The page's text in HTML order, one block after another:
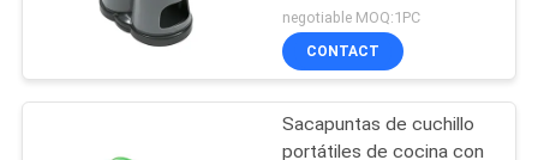
sacapuntas de cerámica
negotiable MOQ:1PC
CONTACT
Sacapuntas de cuchillo
portátiles de cocina con